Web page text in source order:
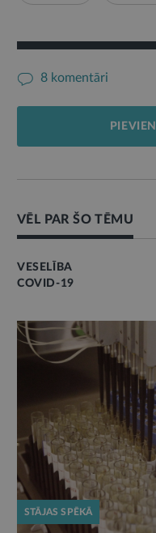
8 komentāri
VĒL PAR ŠO TĒMU
VESELĪBA
COVID-19
STĀJAS SPĒKĀ